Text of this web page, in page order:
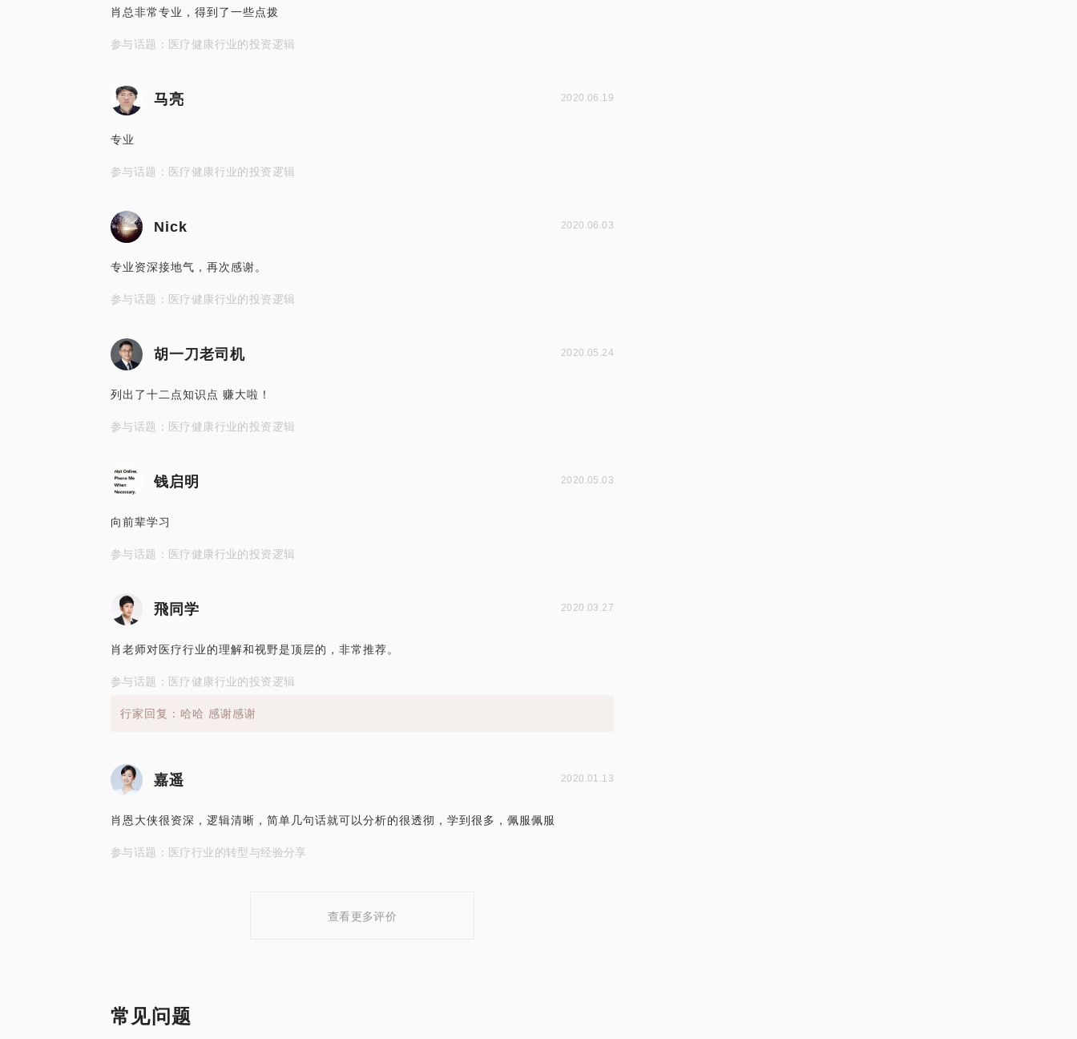
肖总非常专业，得到了一些点拨
参与话题：医疗健康行业的投资逻辑
马亮 2020.06.19
专业
参与话题：医疗健康行业的投资逻辑
Nick 2020.06.03
专业资深接地气，再次感谢。
参与话题：医疗健康行业的投资逻辑
胡一刀老司机 2020.05.24
列出了十二点知识点 赚大啦！
参与话题：医疗健康行业的投资逻辑
钱启明 2020.05.03
向前辈学习
参与话题：医疗健康行业的投资逻辑
飛同学 2020.03.27
肖老师对医疗行业的理解和视野是顶层的，非常推荐。
参与话题：医疗健康行业的投资逻辑
行家回复：哈哈 感谢感谢
嘉遥 2020.01.13
肖恩大侠很资深，逻辑清晰，简单几句话就可以分析的很透彻，学到很多，佩服佩服
参与话题：医疗行业的转型与经验分享
查看更多评价
常见问题